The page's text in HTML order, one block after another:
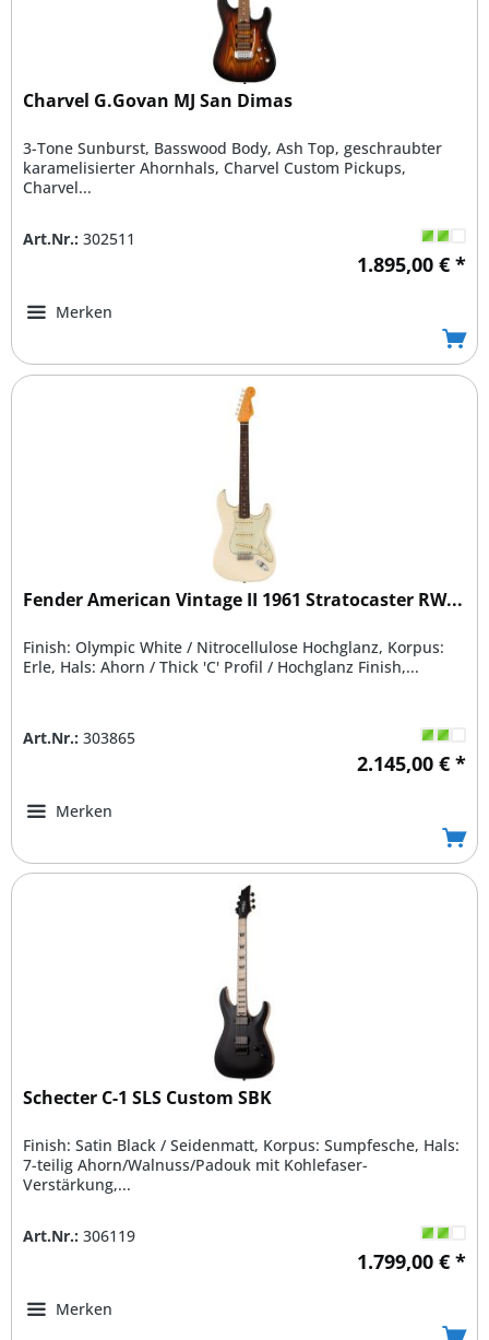
Charvel G.Govan MJ San Dimas
3-Tone Sunburst, Basswood Body, Ash Top, geschraubter
karamelisierter Ahornhals, Charvel Custom Pickups,
Charvel...
Art.Nr.: 302511
1.895,00 € *
Merken
Fender American Vintage II 1961 Stratocaster RW...
Finish: Olympic White / Nitrocellulose Hochglanz, Korpus:
Erle, Hals: Ahorn / Thick 'C' Profil / Hochglanz Finish,...
Art.Nr.: 303865
2.145,00 € *
Merken
Schecter C-1 SLS Custom SBK
Finish: Satin Black / Seidenmatt, Korpus: Sumpfesche, Hals:
7-teilig Ahorn/Walnuss/Padouk mit Kohlefaser-
Verstärkung,...
Art.Nr.: 306119
1.799,00 € *
Merken